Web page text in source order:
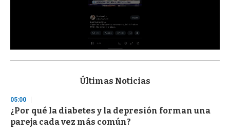
s
d
s
o
f
Últimas Noticias
05:00
¿Por qué la diabetes y la depresión forman una
pareja cada vez más común?